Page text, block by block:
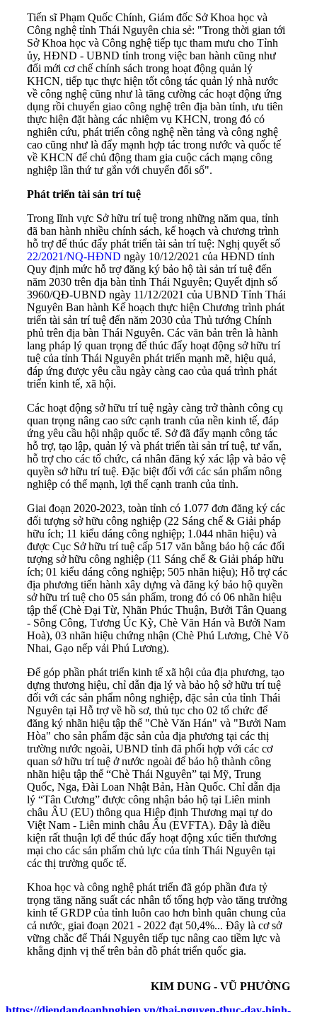
Tiến sĩ Phạm Quốc Chính, Giám đốc Sở Khoa học và
Công nghệ tỉnh Thái Nguyên chia sẻ: "Trong thời gian tới
Sở Khoa học và Công nghệ tiếp tục tham mưu cho Tỉnh
ủy, HĐND - UBND tỉnh trong việc ban hành cũng như
đổi mới cơ chế chính sách trong hoạt động quản lý
KHCN, tiếp tục thực hiện tốt công tác quản lý nhà nước
về công nghệ cũng như là tăng cường các hoạt động ứng
dụng rồi chuyển giao công nghệ trên địa bàn tỉnh, ưu tiên
thực hiện đặt hàng các nhiệm vụ KHCN, trong đó có
nghiên cứu, phát triển công nghệ nền tảng và công nghệ
cao cũng như là đẩy mạnh hợp tác trong nước và quốc tế
về KHCN để chủ động tham gia cuộc cách mạng công
nghiệp lần thứ tư gắn với chuyển đổi số".
Phát triển tài sản trí tuệ
Trong lĩnh vực Sở hữu trí tuệ trong những năm qua, tỉnh
đã ban hành nhiều chính sách, kế hoạch và chương trình
hỗ trợ để thúc đẩy phát triển tài sản trí tuệ: Nghị quyết số
22/2021/NQ-HĐND ngày 10/12/2021 của HĐND tỉnh
Quy định mức hỗ trợ đăng ký bảo hộ tài sản trí tuệ đến
năm 2030 trên địa bàn tỉnh Thái Nguyên; Quyết định số
3960/QĐ-UBND ngày 11/12/2021 của UBND Tỉnh Thái
Nguyên Ban hành Kế hoạch thực hiện Chương trình phát
triển tài sản trí tuệ đến năm 2030 của Thủ tướng Chính
phủ trên địa bàn Thái Nguyên. Các văn bản trên là hành
lang pháp lý quan trọng để thúc đẩy hoạt động sở hữu trí
tuệ của tỉnh Thái Nguyên phát triển mạnh mẽ, hiệu quả,
đáp ứng được yêu cầu ngày càng cao của quá trình phát
triển kinh tế, xã hội.
Các hoạt động sở hữu trí tuệ ngày càng trở thành công cụ
quan trọng nâng cao sức cạnh tranh của nền kinh tế, đáp
ứng yêu cầu hội nhập quốc tế. Sở đã đẩy mạnh công tác
hỗ trợ, tạo lập, quản lý và phát triển tài sản trí tuệ, tư vấn,
hỗ trợ cho các tổ chức, cá nhân đăng ký xác lập và bảo vệ
quyền sở hữu trí tuệ. Đặc biệt đối với các sản phẩm nông
nghiệp có thế mạnh, lợi thế cạnh tranh của tỉnh.
Giai đoạn 2020-2023, toàn tỉnh có 1.077 đơn đăng ký các
đối tượng sở hữu công nghiệp (22 Sáng chế & Giải pháp
hữu ích; 11 kiểu dáng công nghiệp; 1.044 nhãn hiệu) và
được Cục Sở hữu trí tuệ cấp 517 văn bằng bảo hộ các đối
tượng sở hữu công nghiệp (11 Sáng chế & Giải pháp hữu
ích; 01 kiểu dáng công nghiệp; 505 nhãn hiệu); Hỗ trợ các
địa phương tiến hành xây dựng và đăng ký bảo hộ quyền
sở hữu trí tuệ cho 05 sản phẩm, trong đó có 06 nhãn hiệu
tập thể (Chè Đại Từ, Nhãn Phúc Thuận, Bưởi Tân Quang
- Sông Công, Tương Úc Kỳ, Chè Văn Hán và Bưởi Nam
Hoà), 03 nhãn hiệu chứng nhận (Chè Phú Lương, Chè Võ
Nhai, Gạo nếp vải Phú Lương).
Để góp phần phát triển kinh tế xã hội của địa phương, tạo
dựng thương hiệu, chỉ dẫn địa lý và bảo hộ sở hữu trí tuệ
đối với các sản phẩm nông nghiệp, đặc sản của tỉnh Thái
Nguyên tại Hỗ trợ về hồ sơ, thủ tục cho 02 tổ chức để
đăng ký nhãn hiệu tập thể "Chè Văn Hán" và "Bưởi Nam
Hòa" cho sản phẩm đặc sản của địa phương tại các thị
trường nước ngoài, UBND tỉnh đã phối hợp với các cơ
quan sở hữu trí tuệ ở nước ngoài để bảo hộ thành công
nhãn hiệu tập thể “Chè Thái Nguyên” tại Mỹ, Trung
Quốc, Nga, Đài Loan Nhật Bản, Hàn Quốc. Chỉ dẫn địa
lý “Tân Cương” được công nhận bảo hộ tại Liên minh
châu ÂU (EU) thông qua Hiệp định Thương mại tự do
Việt Nam - Liên minh châu Âu (EVFTA). Đây là điều
kiện rất thuận lợi để thúc đẩy hoạt động xúc tiến thương
mại cho các sản phẩm chủ lực của tỉnh Thái Nguyên tại
các thị trường quốc tế.
Khoa học và công nghệ phát triển đã góp phần đưa tỷ
trọng tăng năng suất các nhân tố tổng hợp vào tăng trưởng
kinh tế GRDP của tỉnh luôn cao hơn bình quân chung của
cả nước, giai đoạn 2021 - 2022 đạt 50,4%... Đây là cơ sở
vững chắc để Thái Nguyên tiếp tục nâng cao tiềm lực và
khẳng định vị thế trên bản đồ phát triển quốc gia.
KIM DUNG - VŨ PHƯỜNG